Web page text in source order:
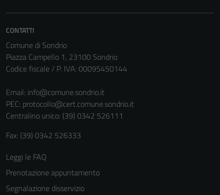
CONTATTI
Comune di Sondrio
Piazza Campello 1, 23100 Sondrio
Codice fiscale / P. IVA: 00095450144
Email: info@comune.sondrio.it
PEC: protocollo@cert.comune.sondrio.it
Centralino unico: (39) 0342 526111
Fax: (39) 0342 526333
Leggi le FAQ
Prenotazione appuntamento
Segnalazione disservizio